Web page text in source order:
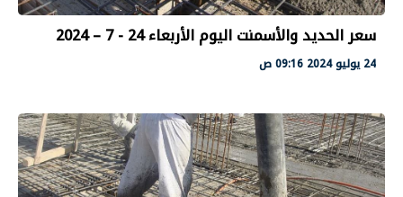
سعر الحديد والأسمنت اليوم الأربعاء 24 - 7 – 2024
24 يوليو 2024 09:16 ص